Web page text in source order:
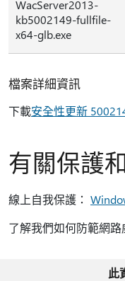
WacServer2013-
kb5002149-fullfile-
x64-glb.exe
檔案詳細資訊
下載安全性更新
有關保護
線上自我保護：
了解我們如何防範網路
此